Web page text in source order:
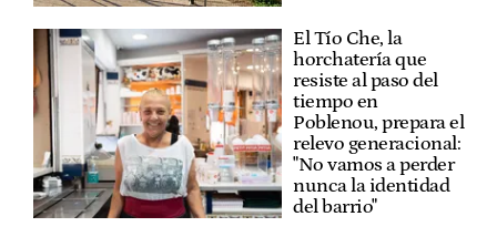
El Tío Che, la
horchatería que
resiste al paso del
tiempo en
Poblenou, prepara el
relevo generacional:
"No vamos a perder
nunca la identidad
del barrio"